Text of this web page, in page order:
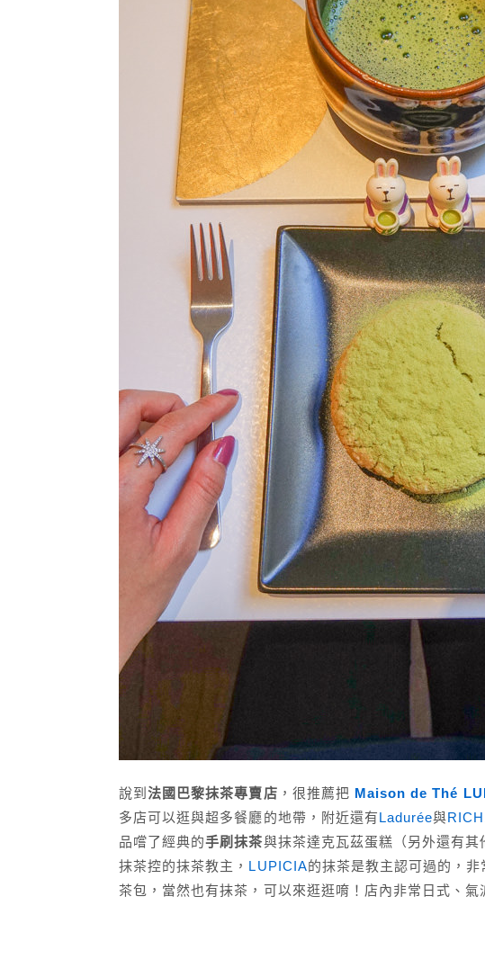
說到法國巴黎抹茶專賣店 ，很推薦把 Maison de Thé
多店可以逛與超多餐廳的地帶，附近還有Ladurée與
品嚐了經典的手刷抹茶與抹茶達克瓦茲蛋糕（另外還有其
抹茶控的抹茶教主， LUPICIA的抹茶是教主認可過的，
茶包，當然也有抹茶，可以來逛逛唷！店內非常日式、氣